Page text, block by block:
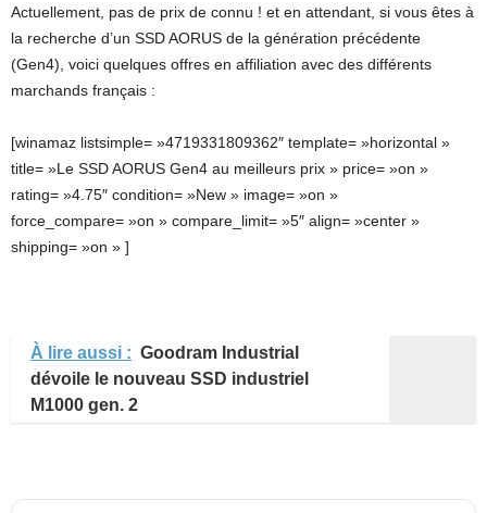
Actuellement, pas de prix de connu ! et en attendant, si vous êtes à
la recherche d’un SSD AORUS de la génération précédente
(Gen4), voici quelques offres en affiliation avec des différents
marchands français :
[winamaz listsimple= »4719331809362″ template= »horizontal »
title= »Le SSD AORUS Gen4 au meilleurs prix » price= »on »
rating= »4.75″ condition= »New » image= »on »
force_compare= »on » compare_limit= »5″ align= »center »
shipping= »on » ]
À lire aussi : Goodram Industrial
dévoile le nouveau SSD industriel
M1000 gen. 2